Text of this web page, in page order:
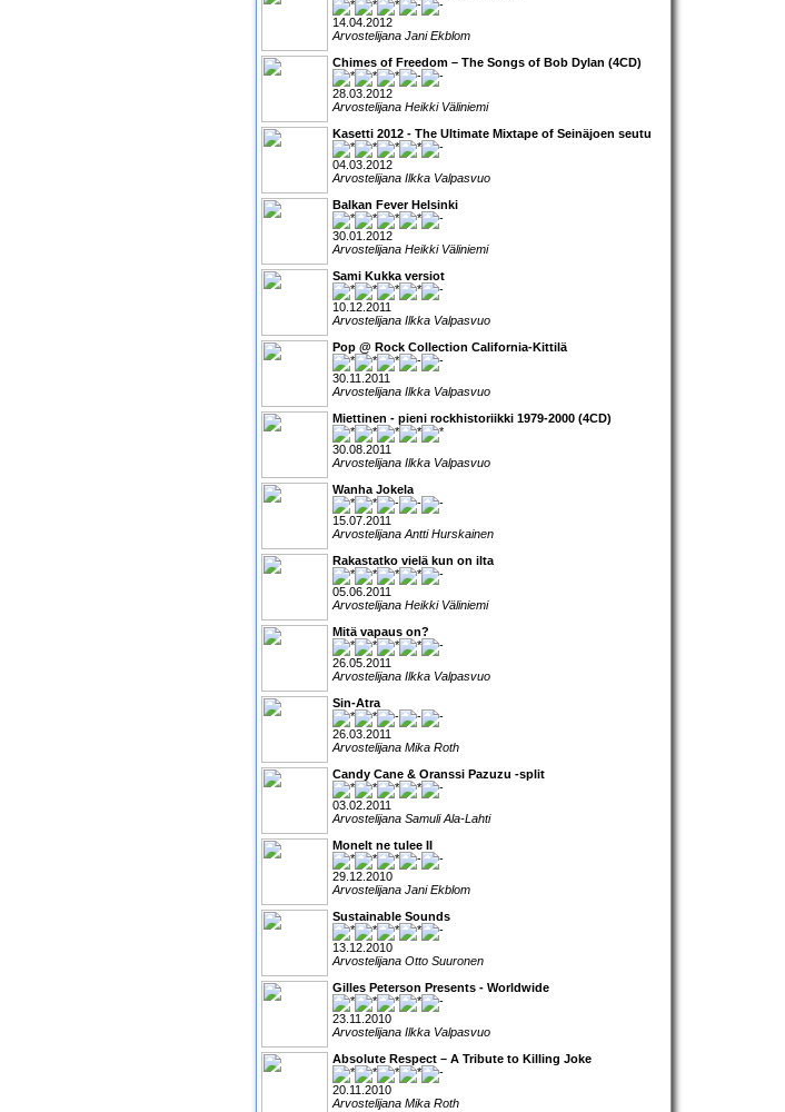
14.04.2012
Arvostelijana Jani Ekblom
Chimes of Freedom – The Songs of Bob Dylan (4CD)
28.03.2012
Arvostelijana Heikki Väliniemi
Kasetti 2012 - The Ultimate Mixtape of Seinäjoen seutu
04.03.2012
Arvostelijana Ilkka Valpasvuo
Balkan Fever Helsinki
30.01.2012
Arvostelijana Heikki Väliniemi
Sami Kukka versiot
10.12.2011
Arvostelijana Ilkka Valpasvuo
Pop @ Rock Collection California-Kittilä
30.11.2011
Arvostelijana Ilkka Valpasvuo
Miettinen - pieni rockhistoriikki 1979-2000 (4CD)
30.08.2011
Arvostelijana Ilkka Valpasvuo
Wanha Jokela
15.07.2011
Arvostelijana Antti Hurskainen
Rakastatko vielä kun on ilta
05.06.2011
Arvostelijana Heikki Väliniemi
Mitä vapaus on?
26.05.2011
Arvostelijana Ilkka Valpasvuo
Sin-Atra
26.03.2011
Arvostelijana Mika Roth
Candy Cane & Oranssi Pazuzu -split
03.02.2011
Arvostelijana Samuli Ala-Lahti
Monelt ne tulee II
29.12.2010
Arvostelijana Jani Ekblom
Sustainable Sounds
13.12.2010
Arvostelijana Otto Suuronen
Gilles Peterson Presents - Worldwide
23.11.2010
Arvostelijana Ilkka Valpasvuo
Absolute Respect – A Tribute to Killing Joke
20.11.2010
Arvostelijana Mika Roth